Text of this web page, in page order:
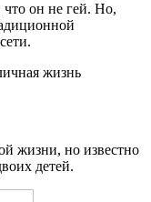
он не гей. Но,
жизни, но известно
детей.